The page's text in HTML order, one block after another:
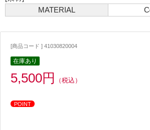
MATERIAL
[商品コード ] 41030820004
在庫あり
5,500円 （税込）
POINT